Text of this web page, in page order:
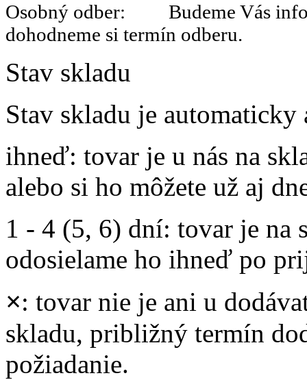
Osobný odber: Budeme Vás
dohodneme si termín odberu.
Stav skladu
Stav skladu je
ihneď: tovar je u nás na
alebo si ho môžete už aj
1 - 4 (5, 6) dní: tovar je na
odosielame ho ihneď po
×: tovar nie je ani u
skladu, približný termín
požiadanie.